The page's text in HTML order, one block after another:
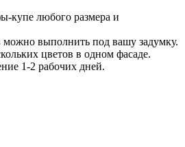
купе любого размера и
можно выполнить под вашу задумку.
цветов в одном фасаде.
1-2 рабочих дней.